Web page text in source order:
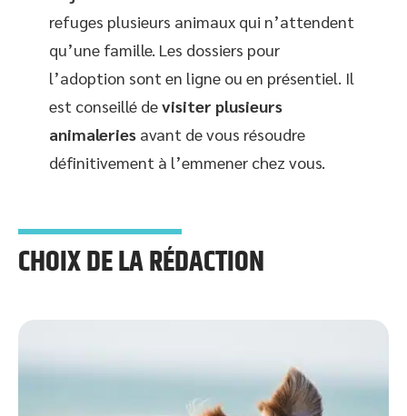
refuges plusieurs animaux qui n’attendent
qu’une famille. Les dossiers pour
l’adoption sont en ligne ou en présentiel. Il
est conseillé devisiter plusieurs
animaleries avant de vous résoudre
définitivement à l’emmener chez vous.
CHOIX DE LA RÉDACTION